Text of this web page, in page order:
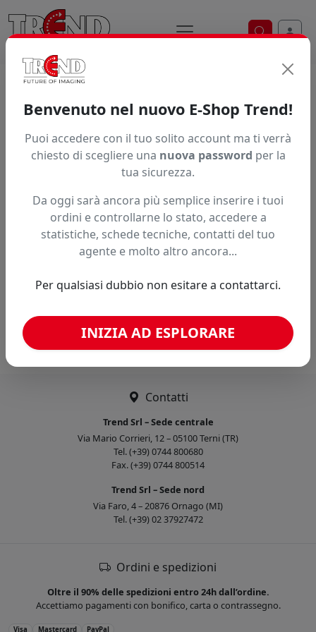
Ricerca
Articolo non trovato.
Hai trovato questo prodotto ad un prezzo più basso?
Fai una segnalazione
Confronta con articoli simili
Caricamento confronto...
Contatti
Trend Srl – Sede centrale
Via Mario Corrieri, 12 – 05100 Terni (TR)
Tel. (+39) 0744 800680
Fax. (+39) 0744 800514
Trend Srl – Sede nord
Via Faro, 4 – 20876 Ornago (MI)
Tel. (+39) 02 37927472
Ordini e spedizioni
Oltre il 90% delle spedizioni entro 24h dall’ordine.
Accettiamo pagamenti con bonifico, carta o contrassegno.
Visa Mastercard PayPal
Benvenuto nel nuovo E-Shop Trend!
Puoi accedere con il tuo solito account ma ti verrà
chiesto di scegliere una nuova password per la
tua sicurezza.
Da oggi sarà ancora più semplice inserire i tuoi
ordini e controllarne lo stato, accedere a
statistiche, schede tecniche, contatti del tuo
agente e molto altro ancora...
Per qualsiasi dubbio non esitare a contattarci.
INIZIA AD ESPLORARE